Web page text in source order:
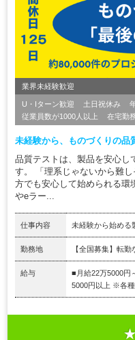
業界未経験歓迎
U・Iターン歓迎 土日祝休み
従業員数が1000人以上
在宅勤
未経験から、ものづくりの品
品質テストは、製品を安心し
す。 「理系じゃないから難
方でも安心して始められる環
やeラー...
仕事内容 未経験から始める
勤務地 【全国募集】転
給与
■月給22万5000円
5000円以上 ※各種